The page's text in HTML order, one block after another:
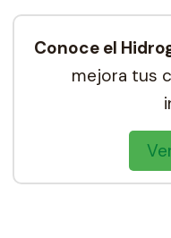
Conoce el
mejora tus